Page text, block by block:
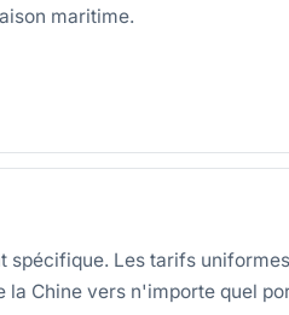
maritime.
spécifique. Les tarifs
Chine vers n'importe quel